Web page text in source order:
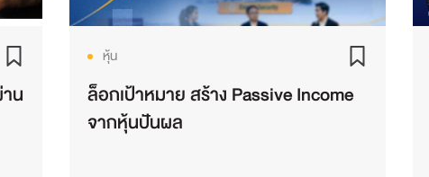
น
หุ้น
ล็อกเป้าหมาย สร้าง Passive Income
จากหุ้นปันผล